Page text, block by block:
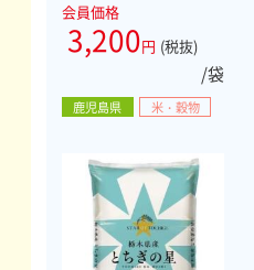
会員価格
3,200円 (税抜)
/袋
鹿児島県 米・穀物